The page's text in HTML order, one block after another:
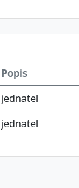
Popis
jednatel
jednatel